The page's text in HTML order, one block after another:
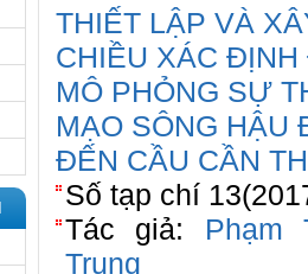
THIẾT LẬP VÀ
CHIỀU XÁC
MÔ PHỎNG SỰ
MẠO SÔNG HẬU
ĐẾN CẦU CẦN
Số tạp chí
Tác giả: Phạm
Trung